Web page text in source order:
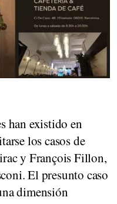
han existido en
los casos de
y François Fillon,
El presunto caso
dimensión